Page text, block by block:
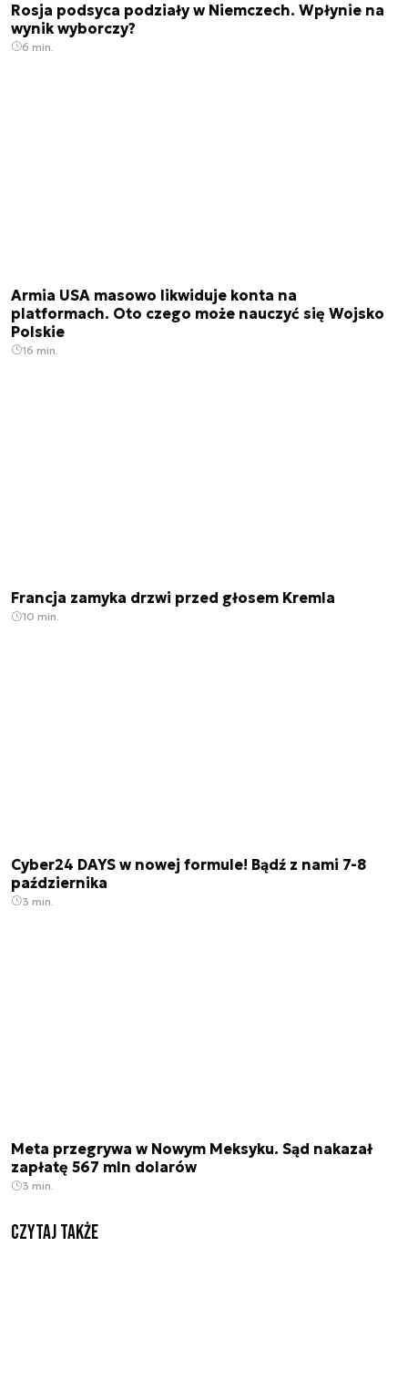
Rosja podsyca podziały w Niemczech. Wpłynie na
wynik wyborczy?
6 min.
Armia USA masowo likwiduje konta na
platformach. Oto czego może nauczyć się Wojsko
Polskie
16 min.
Francja zamyka drzwi przed głosem Kremla
10 min.
Cyber24 DAYS w nowej formule! Bądź z nami 7-8
października
3 min.
Meta przegrywa w Nowym Meksyku. Sąd nakazał
zapłatę 567 mln dolarów
3 min.
Czytaj także